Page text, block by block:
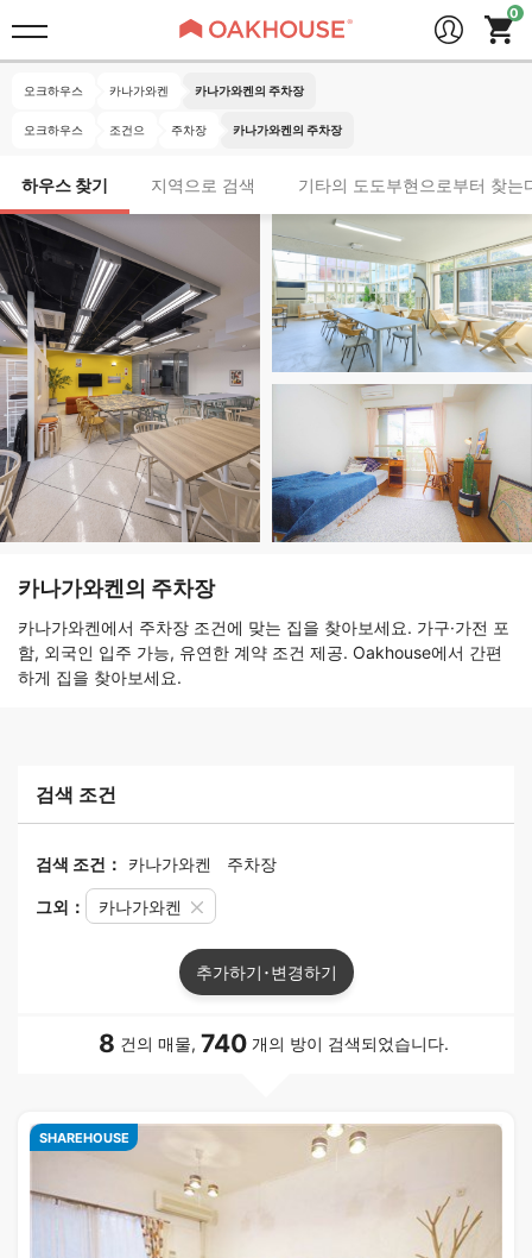
오크하우스 카나가와켄 카나가와켄의 주차장
오크하우스 조건으 주차장 카나가와켄의 주차장
하우스 찾기 지역으로 검색 기타의 도도부현으로부터 찾는
카나가와켄의 주차장
카나가와켄에서 주차장 조건에 맞는 집을 찾아보세요. 가구·가전 포
함, 외국인 입주 가능, 유연한 계약 조건 제공. Oakhouse에서 간편
하게 집을 찾아보세요.
검색 조건
검색 조건： 카나가와켄 주차장
그외： 카나가와켄
추가하기･변경하기
8 건의 매물, 740 개의 방이 검색되었습니다.
SHAREHOUSE